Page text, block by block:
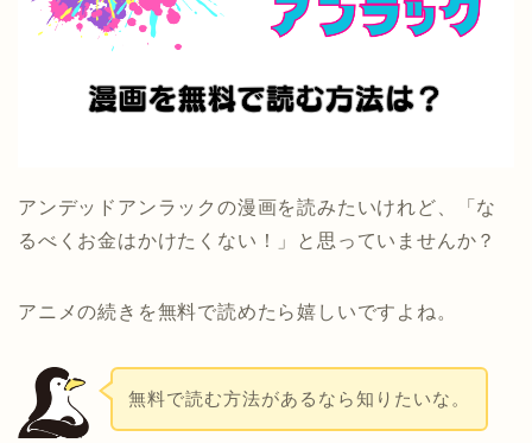
アンデッドアンラックの漫画を読みたいけれど、「な
るべくお金はかけたくない！」と思っていませんか？
アニメの続きを無料で読めたら嬉しいですよね。
無料で読む方法があるなら知りたいな。